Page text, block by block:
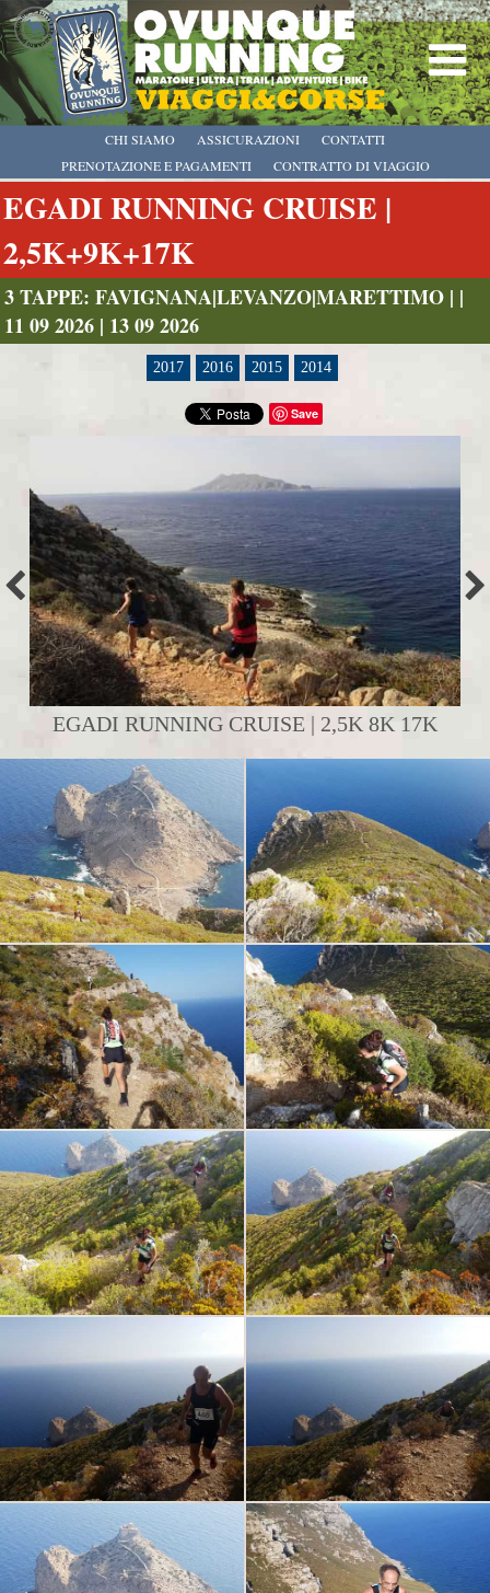
CHI SIAMO
PRENOTAZIONE E PAGAMENTI
CONTRATTO DI VIAGGIO
ASSICURAZIONI CONTATTI
EGADI RUNNING CRUISE |
2,5K+9K+17K
3 TAPPE: FAVIGNANA|LEVANZO|MARETTIMO | |
11 09 2026 | 13 09 2026
2017 2016 2015 2014
Save
EGADI RUNNING CRUISE | 2,5K 8K 17K